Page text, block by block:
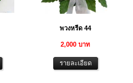
พวงหรีด 44
2,000 บาท